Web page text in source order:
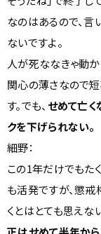
なのはあるので、
ないですよ。
人が死ななきゃ動
関心の薄さなので
す。でも、 せめて亡
クを下げられない。
細野：
この1年だけでもた
も活発ですが、懲
くとはとても思えな